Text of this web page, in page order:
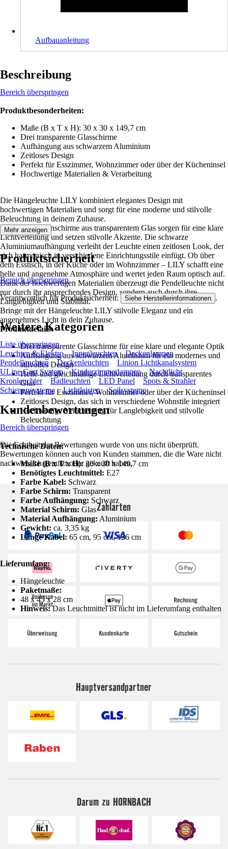
Aufbauanleitung
Beschreibung
Bereich überspringen
Produktbesonderheiten:
Maße (B x T x H): 30 x 30 x 149,7 cm
Drei transparente Glasschirme
Aufhängung aus schwarzem Aluminium
Zeitloses Design
Perfekt für Esszimmer, Wohnzimmer oder über der Kücheninsel
Hochwertige Materialien & Verarbeitung
Die Hängeleuchte LILY kombiniert elegantes Design mit
hochwertigen Materialien und sorgt für eine moderne und stilvolle
Beleuchtung in deinem Zuhause.
Die drei Lampenschirme aus transparentem Glas sorgen für eine klare
Lichtverteilung und setzen stilvolle Akzente. Die schwarze
Aluminiumaufhängung verleiht der Leuchte einen zeitlosen Look, der
sich harmonisch in verschiedene Einrichtungsstile einfügt. Ob über
dem Esstisch, in der Küche oder im Wohnzimmer – LILY schafft eine
helle und angenehme Atmosphäre und wertet jeden Raum optisch auf.
Dank der hochwertigen Materialien überzeugt die Pendelleuchte nicht
nur durch ihr ansprechendes Design, sondern auch durch ihre
Langlebigkeit und Stabilität.
Bringe mit der Hängeleuchte LILY stilvolle Eleganz und ein
angenehmes Licht in dein Zuhause.
Produktdetails:
Drei transparente Glasschirme für eine klare und elegante Optik
Aufhängung aus schwarzem Aluminium für ein modernes und
stilvolles Design
Helle und gleichmäßige Lichtverteilung durch transparentes
Glas
Perfekt für Esszimmer, Wohnzimmer oder über der Kücheninsel
Zeitloses Design, das sich in verschiedene Wohnstile integriert
Hochwertige Verarbeitung für Langlebigkeit und stilvolle
Beleuchtung
Technische Daten:
Maße (B x T x H):30 x 30 x 149,7 cm
Benötigtes Leuchtmittel: E27
Farbe Kabel: Schwarz
Farbe Schirm: Transparent
Farbe Aufhängung: Schwarz
Material Schirm: Glas
Material Aufhängung: Aluminium
Gewicht: ca. 3,35 kg
Länge Kabel: 65 cm, 95 cm, 126 cm
Lieferumfang:
Hängeleuchte
Paketmaße:
48 x 45 x 28 cm
Hinweis:Das Leuchtmittel ist nicht im Lieferumfang enthalten
Mehr anzeigen
Produktsicherheit
Bereich überspringen
Verantwortlich für Produktsicherheit: Siehe Herstellerinformationen .
Weitere Kategorien
Liste überspringen
Leuchten & Elektro
Innenleuchten
Deckenlampen
Pendelleuchten
Deckenleuchten
Linion Lichtkanalsystem
ULine Gurt System
Kinderzimmerlampen
Nachtlicht
Kronleuchter
Badleuchten LED Panel
Spots & Strahler
Schienensysteme
Lichtleisten Seilsysteme
Kundenbewertungen
Bereich überspringen
Die Echtheit der Bewertungen wurde von uns nicht überprüft.
Bewertungen können auch von Kunden stammen, die die Ware nicht
nachweislich genutzt oder gekauft haben.
Zahlarten
Hauptversandpartner
Darum zu HORNBACH